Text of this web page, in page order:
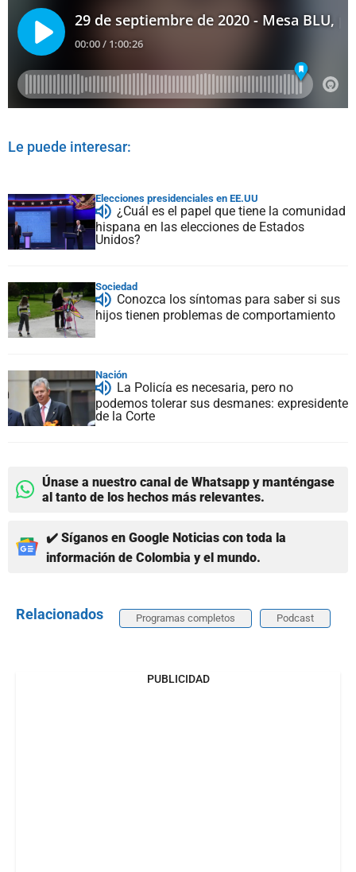
Le puede interesar:
Elecciones presidenciales en EE.UU
¿Cuál es el papel que tiene la comunidad
hispana en las elecciones de Estados
Unidos?
Sociedad
Conozca los síntomas para saber si sus
hijos tienen problemas de comportamiento
Nación
La Policía es necesaria, pero no
podemos tolerar sus desmanes: expresidente
de la Corte
Únase a nuestro canal de Whatsapp y manténgase
al tanto de los hechos más relevantes.
✔️ Síganos en Google Noticias con toda la
información de Colombia y el mundo.
Relacionados Programas completos Podcast
PUBLICIDAD